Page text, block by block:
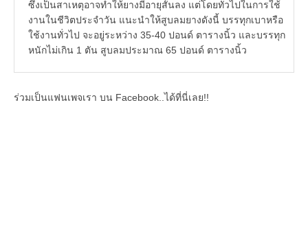
ซึ่งเป็นสาเหตุอาจทำให้ยางมีอายุสั้นลง แต่โดยทั่วไปในการใช้
งานในชีวิตประจำวัน แนะนำให้สูบลมยางดังนี้ บรรทุกเบาหรือ
ใช้งานทั่วไป จะอยู่ระหว่าง 35-40 ปอนด์ ตารางนิ้ว และบรรทุก
หนักไม่เกิน 1 ตัน สูบลมประมาณ 65 ปอนด์ ตารางนิ้ว
ร่วมเป็นแฟนเพจเรา บน Facebook..ได้ที่นี่เลย!!